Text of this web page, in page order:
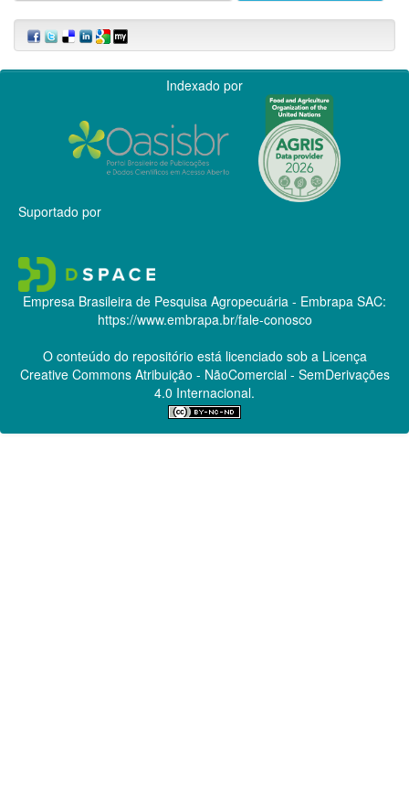
Indexado por
Suportado por
Empresa Brasileira de Pesquisa Agropecuária - Embrapa SAC:
https://www.embrapa.br/fale-conosco
O conteúdo do repositório está licenciado sob a Licença
Creative CommonsAtribuição - NãoComercial - SemDerivações
4.0 Internacional.